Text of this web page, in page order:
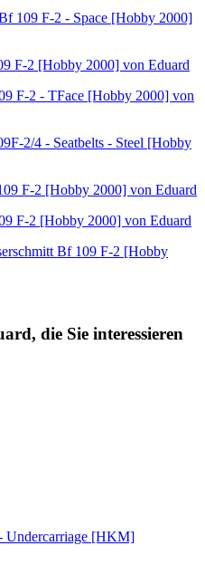
109 F-2 - Space [Hobby 2000]
F-2 [Hobby 2000] von Eduard
F-2 - TFace [Hobby 2000] von
2/4 - Seatbelts - Steel [Hobby
F-2 [Hobby 2000] von Eduard
F-2 [Hobby 2000] von Eduard
Bf 109 F-2 [Hobby
die Sie interessieren